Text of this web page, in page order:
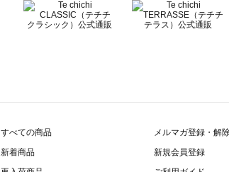
すべての商品
新着商品
メルマガ登録・解
新規会員登録